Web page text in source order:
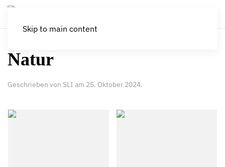
Skip to main content
Natur
Geschrieben von SLI am 25. Oktober 2024.